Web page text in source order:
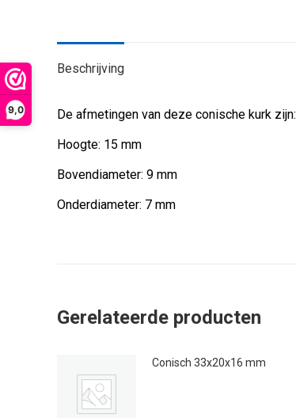
9,0
Beschrijving
De afmetingen van deze conische kurk zijn:
Hoogte: 15 mm
Bovendiameter: 9 mm
Onderdiameter: 7 mm
Gerelateerde producten
Conisch 33x20x16 mm